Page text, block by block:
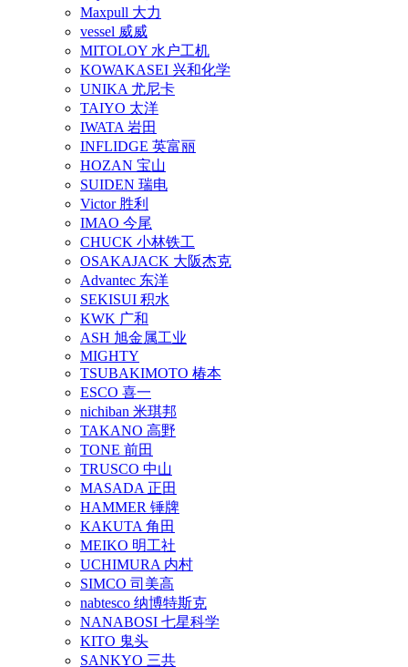
Maxpull 大力
vessel 威威
MITOLOY 水户工机
KOWAKASEI 兴和化学
UNIKA 尤尼卡
TAIYO 太洋
IWATA 岩田
INFLIDGE 英富丽
HOZAN 宝山
SUIDEN 瑞电
Victor 胜利
IMAO 今尾
CHUCK 小林铁工
OSAKAJACK 大阪杰克
Advantec 东洋
SEKISUI 积水
KWK 广和
ASH 旭金属工业
MIGHTY
TSUBAKIMOTO 椿本
ESCO 喜一
nichiban 米琪邦
TAKANO 高野
TONE 前田
TRUSCO 中山
MASADA 正田
HAMMER 锤牌
KAKUTA 角田
MEIKO 明工社
UCHIMURA 内村
SIMCO 司美高
nabtesco 纳博特斯克
NANABOSI 七星科学
KITO 鬼头
SANKYO 三共